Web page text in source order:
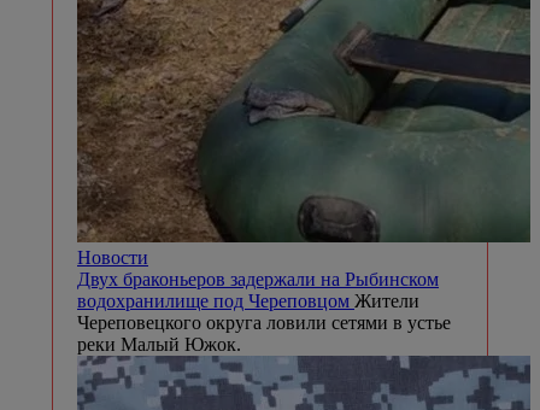
Новости
Двух браконьеров задержали на Рыбинском
водохранилище под Череповцом Жители
Череповецкого округа ловили сетями в устье
реки Малый Южок.